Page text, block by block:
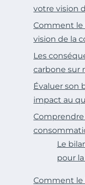
votre vision
Comment le
vision de la
Les
carbone sur
Évaluer son
impact au
Comprendre
Le
pour
Comment le